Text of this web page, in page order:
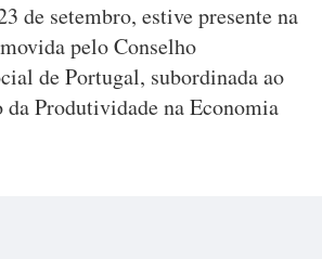
de setembro, estive presente na
pelo Conselho
de Portugal, subordinada ao
da Produtividade na Economia